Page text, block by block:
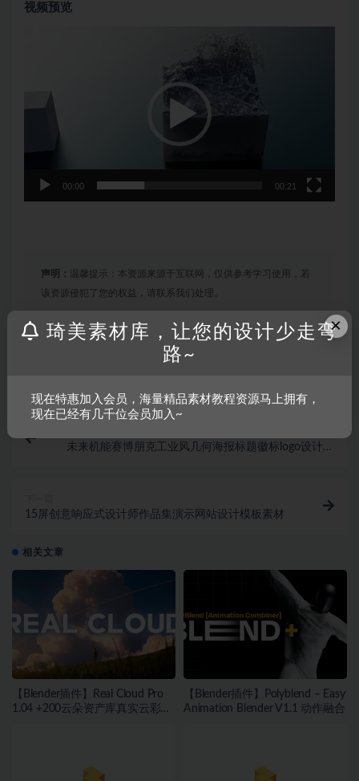
视频预览
器
00:00 00:21
声明： 温馨提示：本资源来源于互联网，仅供参考学习使用，若
该资源侵犯了您的权益，请联系我们处理。
未来机能赛博朋克工业风几何海报标题徽标logo设计无
15屏创意响应式设计师作品集演示网站设计模板素材
相关文章
【Blender插件】Real Cloud Pro
1.04 +200云朵资产库真实云彩生
【Blender插件】Polyblend – Easy
Animation Blender V1.1 动作融合
×
琦美素材库，让您的设计少走弯
路~
现在特惠加入会员，海量精品素材教程资源马上拥有，
现在已经有几千位会员加入~